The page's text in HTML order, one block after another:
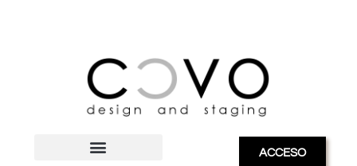
ACCESO